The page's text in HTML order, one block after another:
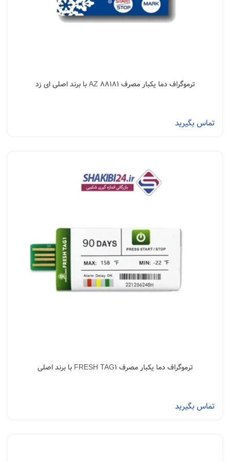
ترموگراف دما یکبار مصرف AZ 88181 با برند اصلی ای زد
تماس بگیرید
ترموگراف دما یکبار مصرف FRESH TAG1 با برند اصلی
تماس بگیرید